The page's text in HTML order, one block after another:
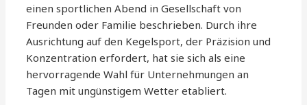
einen sportlichen Abend in Gesellschaft von
Freunden oder Familie beschrieben. Durch ihre
Ausrichtung auf den Kegelsport, der Präzision und
Konzentration erfordert, hat sie sich als eine
hervorragende Wahl für Unternehmungen an
Tagen mit ungünstigem Wetter etabliert.